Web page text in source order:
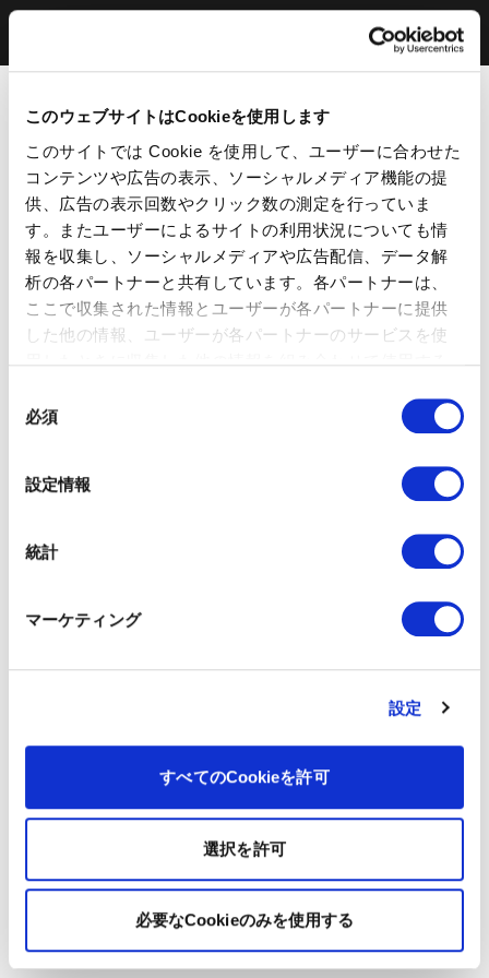
このウェブサイトはCookieを使用します
このサイトでは Cookie を使用して、ユーザーに合わせた
コンテンツや広告の表示、ソーシャルメディア機能の提
供、広告の表示回数やクリック数の測定を行っていま
す。またユーザーによるサイトの利用状況についても情
報を収集し、ソーシャルメディアや広告配信、データ解
析の各パートナーと共有しています。各パートナーは、
ここで収集された情報とユーザーが各パートナーに提供
した他の情報、ユーザーが各パートナーのサービスを使
ッキーに同意したことになります。
必須
設定情報
統計
マーケティング
設定
すべてのCookieを許可
選択を許可
必要なCookieのみを使用する